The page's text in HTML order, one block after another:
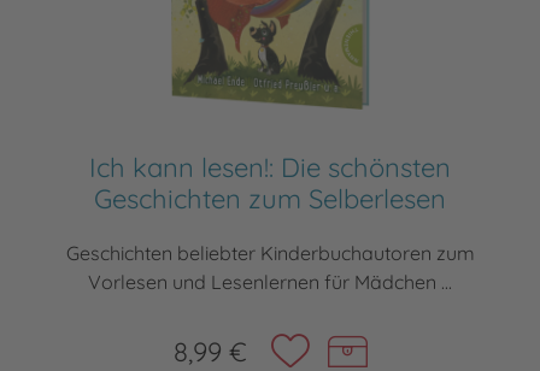
Ich kann lesen!: Die schönsten
Geschichten zum Selberlesen
Geschichten beliebter Kinderbuchautoren zum
Vorlesen und Lesenlernen für Mädchen ...
8,99 €